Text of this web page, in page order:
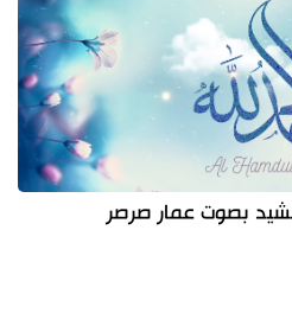
بصوت عمار صرصر